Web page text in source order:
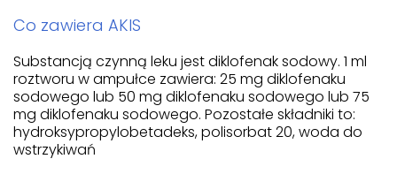
Co zawiera AKIS
Substancją czynną leku jest diklofenak sodowy. 1 ml
roztworu w ampułce zawiera: 25 mg diklofenaku
sodowego lub 50 mg diklofenaku sodowego lub 75
mg diklofenaku sodowego. Pozostałe składniki to:
hydroksypropylobetadeks, polisorbat 20, woda do
wstrzykiwań